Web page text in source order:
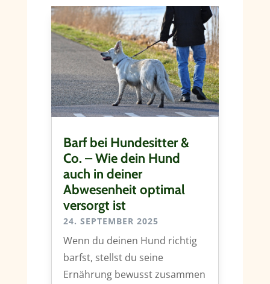
Barf bei Hundesitter &
Co. – Wie dein Hund
auch in deiner
Abwesenheit optimal
versorgt ist
24. SEPTEMBER 2025
Wenn du deinen Hund richtig
barfst, stellst du seine
Ernährung bewusst zusammen